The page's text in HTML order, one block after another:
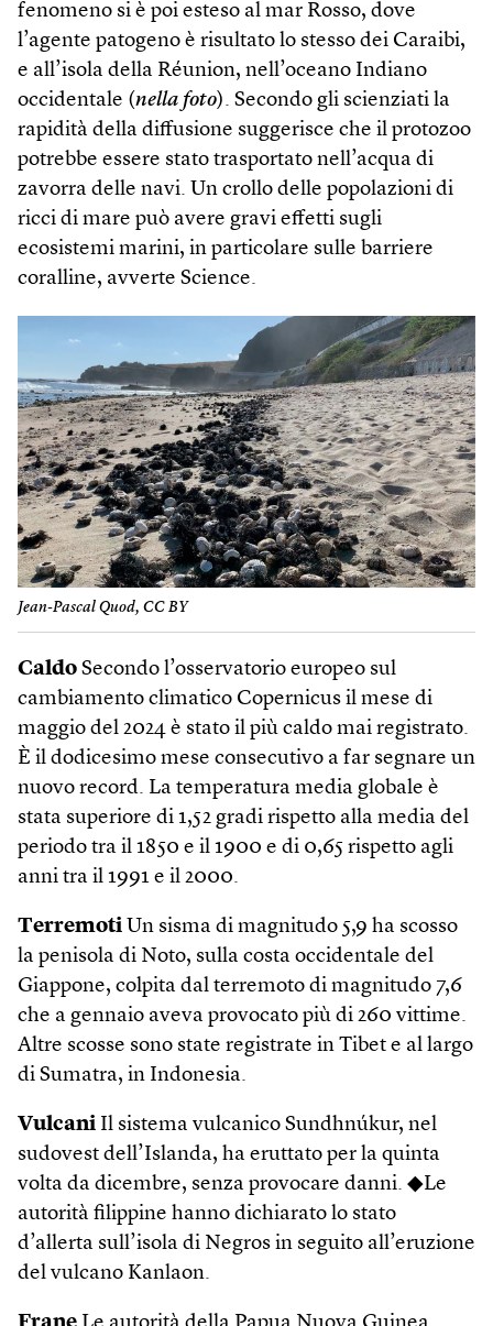
fenomeno si è poi esteso al mar Rosso, dove
l’agente patogeno è risultato lo stesso dei Caraibi,
e all’isola della Réunion, nell’oceano Indiano
occidentale (nella foto). Secondo gli scienziati la
rapidità della diffusione suggerisce che il protozoo
potrebbe essere stato trasportato nell’acqua di
zavorra delle navi. Un crollo delle popolazioni di
ricci di mare può avere gravi effetti sugli
ecosistemi marini, in particolare sulle barriere
coralline, avverte Science.
Jean-Pascal Quod, CC BY
Caldo Secondo l’osservatorio europeo sul
cambiamento climatico Copernicus il mese di
maggio del 2024 è stato il più caldo mai registrato.
È il dodicesimo mese consecutivo a far segnare un
nuovo record. La temperatura media globale è
stata superiore di 1,52 gradi rispetto alla media del
periodo tra il 1850 e il 1900 e di 0,65 rispetto agli
anni tra il 1991 e il 2000.
Terremoti Un sisma di magnitudo 5,9 ha scosso
la penisola di Noto, sulla costa occidentale del
Giappone, colpita dal terremoto di magnitudo 7,6
che a gennaio aveva provocato più di 260 vittime.
Altre scosse sono state registrate in Tibet e al largo
di Sumatra, in Indonesia.
Vulcani Il sistema vulcanico Sundhnúkur, nel
sudovest dell’Islanda, ha eruttato per la quinta
volta da dicembre, senza provocare danni. ◆Le
autorità filippine hanno dichiarato lo stato
d’allerta sull’isola di Negros in seguito all’eruzione
del vulcano Kanlaon.